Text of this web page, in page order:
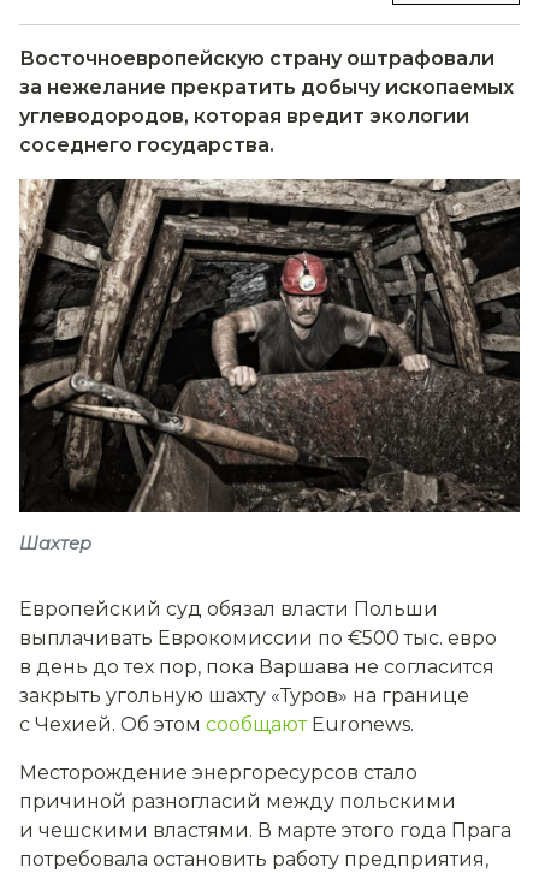
Восточноевропейскую страну оштрафовали
за нежелание прекратить добычу ископаемых
углеводородов, которая вредит экологии
соседнего государства.
Шахтер
Европейский суд обязал власти Польши
выплачивать Еврокомиссии по €500 тыс. евро
в день до тех пор, пока Варшава не согласится
закрыть угольную шахту «Туров» на границе
с Чехией. Об этом сообщаютEuronews.
Месторождение энергоресурсов стало
причиной разногласий между польскими
и чешскими властями. В марте этого года Прага
потребовала остановить работу предприятия,